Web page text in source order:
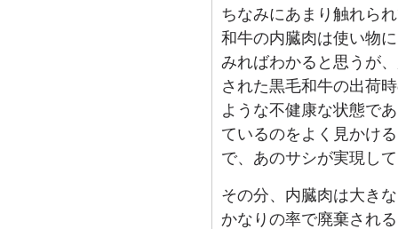
ちなみにあまり触れら
和牛の内臓肉は使い物
みればわかると思うが
された黒毛和牛の出荷
ような不健康な状態で
ているのをよく見かけ
で、あのサシが実現し
その分、内臓肉は大き
かなりの率で廃棄され